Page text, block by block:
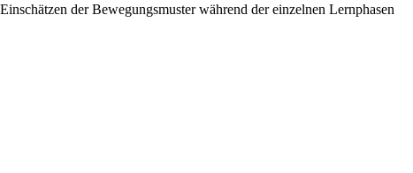
der Bewegungsmuster während der einzelnen Lernphasen